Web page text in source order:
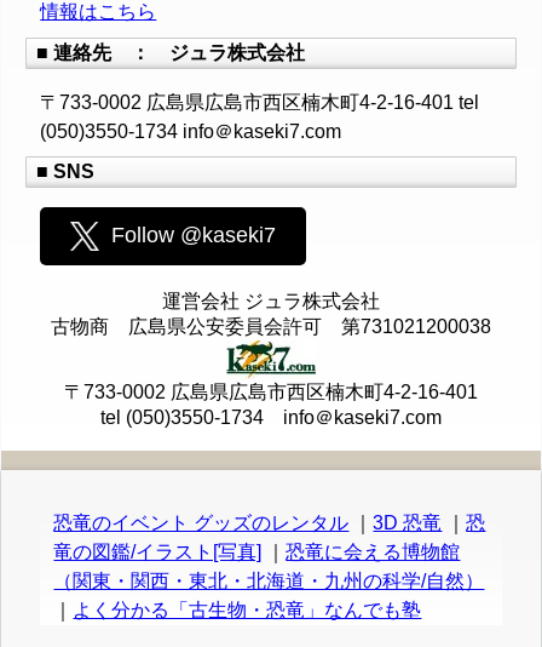
情報はこちら
■ 連絡先 ： ジュラ株式会社
〒733-0002 広島県広島市西区楠木町4-2-16-401 tel
(050)3550-1734 info＠kaseki7.com
■ SNS
Follow @kaseki7
運営会社 ジュラ株式会社
古物商 広島県公安委員会許可 第731021200038
〒733-0002 広島県広島市西区楠木町4-2-16-401
tel (050)3550-1734 info＠kaseki7.com
恐竜のイベント グッズのレンタル ｜3D 恐竜 ｜恐
竜の図鑑/イラスト[写真]
｜恐竜に会える博物館
（関東・関西・東北・北海道・九州の科学/自然）
よく分かる「古生物・恐竜」なんでも塾